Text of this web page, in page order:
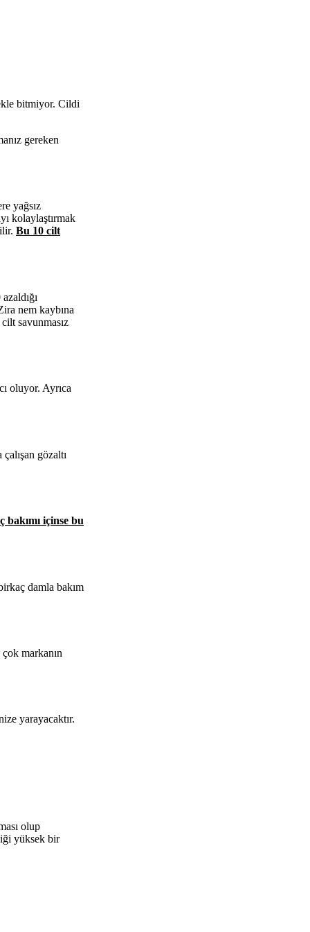
bitmiyor. Cildi
gereken
yağsız
kolaylaştırmak
Bu 10 cilt
nem kaybına
savunmasız
oluyor. Ayrıca
gözaltı
bakımı içinse bu
damla bakım
markanın
yarayacaktır.
olup
yüksek bir